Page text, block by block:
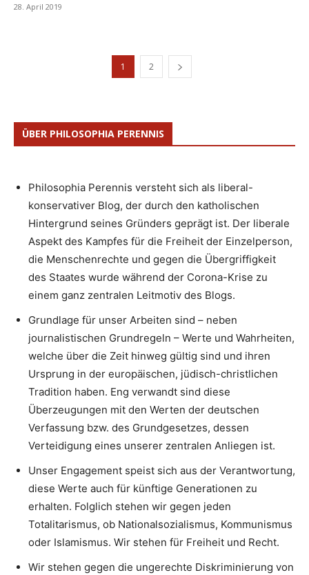
28. April 2019
1 2
ÜBER PHILOSOPHIA PERENNIS
Philosophia Perennis versteht sich als liberal-
konservativer Blog, der durch den katholischen
Hintergrund seines Gründers geprägt ist. Der liberale
Aspekt des Kampfes für die Freiheit der Einzelperson,
die Menschenrechte und gegen die Übergriffigkeit
des Staates wurde während der Corona-Krise zu
einem ganz zentralen Leitmotiv des Blogs.
Grundlage für unser Arbeiten sind – neben
journalistischen Grundregeln – Werte und Wahrheiten,
welche über die Zeit hinweg gültig sind und ihren
Ursprung in der europäischen, jüdisch-christlichen
Tradition haben. Eng verwandt sind diese
Überzeugungen mit den Werten der deutschen
Verfassung bzw. des Grundgesetzes, dessen
Verteidigung eines unserer zentralen Anliegen ist.
Unser Engagement speist sich aus der Verantwortung,
diese Werte auch für künftige Generationen zu
erhalten. Folglich stehen wir gegen jeden
Totalitarismus, ob Nationalsozialismus, Kommunismus
oder Islamismus. Wir stehen für Freiheit und Recht.
Wir stehen gegen die ungerechte Diskriminierung von